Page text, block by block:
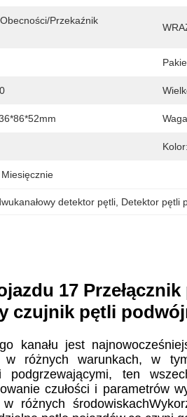
przekaźnik
Kolor:
detektor pętli Detektor pętli
17
czujnik pętli
kanału jest
w różnych warunkach, w
podgrzewającymi, ten
czułości i parametrów
różnych